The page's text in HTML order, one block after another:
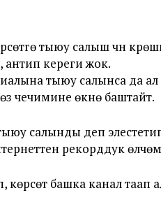
тыюу салыш үчүн
антип кереги жок.
тыюу салынса да
чечимине өкүнө баштайт.
тыюу салынды деп
рекорддук
башка канал таап